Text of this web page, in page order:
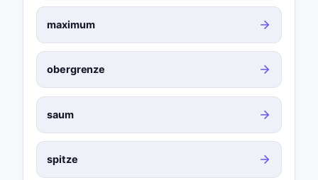
maximum
obergrenze
saum
spitze